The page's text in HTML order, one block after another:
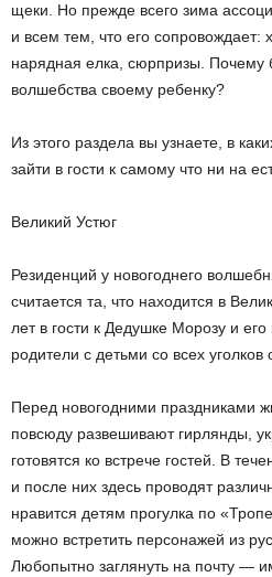
щеки. Но прежде всего зима
и всем тем, что его сопровождает:
нарядная елка, сюрпризы. Почему
волшебства своему ребенку?
Из этого раздела вы узнаете, в
зайти в гости к самому что ни на
Великий Устюг
Резиденций у новогоднего
считается та, что находится в
лет в гости к Дедушке Морозу и
родители с детьми со всех уголков
Перед новогодними праздниками
повсюду развешивают гирлянды,
готовятся ко встрече гостей. В
и после них здесь проводят
нравится детям прогулка по
можно встретить персонажей из
Любопытно заглянуть на почту —